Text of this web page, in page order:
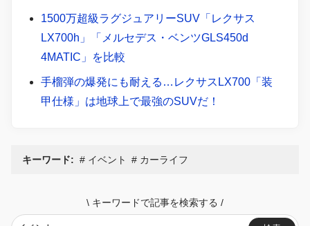
1500万超級ラグジュアリーSUV「レクサス
LX700h」「メルセデス・ベンツGLS450d
4MATIC」を比較
手榴弾の爆発にも耐える…レクサスLX700「装
甲仕様」は地球上で最強のSUVだ！
キーワード: イベント カーライフ
\ キーワードで記事を検索する /